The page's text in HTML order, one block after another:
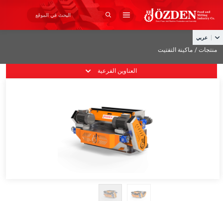
×
» الصفحة الرئيسية
عربي
منتجات / ماكينة التفتيت
العناوين الفرعية
×
الإنتاج